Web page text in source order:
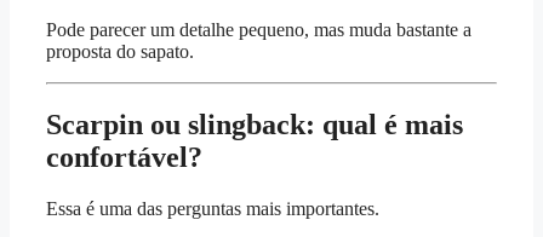
Pode parecer um detalhe pequeno, mas muda bastante a
proposta do sapato.
Scarpin ou slingback: qual é mais
confortável?
Essa é uma das perguntas mais importantes.